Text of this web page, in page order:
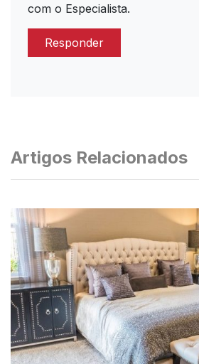
com o Especialista.
Responder
Artigos Relacionados